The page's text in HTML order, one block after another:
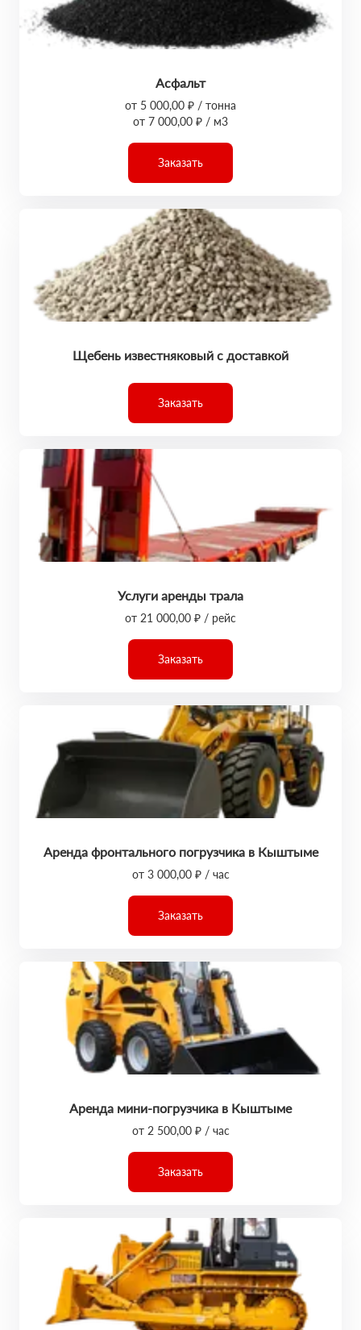
Асфальт
от 5 000,00 ₽ / тонна
от 7 000,00 ₽ / м3
Заказать
Щебень известняковый с доставкой
Заказать
Услуги аренды трала
от 21 000,00 ₽ / рейс
Заказать
Аренда фронтального погрузчика в Кыштыме
от 3 000,00 ₽ / час
Заказать
Аренда мини-погрузчика в Кыштыме
от 2 500,00 ₽ / час
Заказать